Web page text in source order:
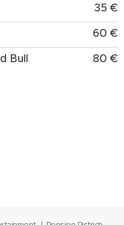
35 €
60 €
Bull
80 €